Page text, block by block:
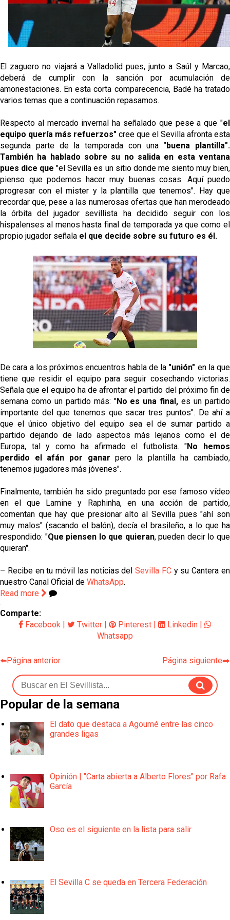
Djibril Sow pone rumbo a Italia para firmar su nuevo
Kochorashvili, seria opción para reforzar el centro
del campo sevillista
Sow muy cerca de cerrar su traspaso al Genoa
Oso es el siguiente en la lista para salir
Banquillos confirmados: así queda la cantera del
Sevilla Femenino para la 2026/27
El zaguero no viajará a Valladolid pues, junto a Saúl y Marcao,
deberá de cumplir con la sanción por acumulación de
amonestaciones. En esta corta comparecencia, Badé ha tratado
varios temas que a continuación repasamos.
Respecto al mercado invernal ha señalado que pese a que "el
equipo quería más refuerzos" cree que el Sevilla afronta esta
segunda parte de la temporada con una "buena plantilla".
También ha hablado sobre su no salida en esta ventana
pues dice que"el Sevilla es un sitio donde me siento muy bien,
pienso que podemos hacer muy buenas cosas. Aquí puedo
progresar con el mister y la plantilla que tenemos". Hay que
recordar que, pese a las numerosas ofertas que han merodeado
la órbita del jugador sevillista ha decidido seguir con los
hispalenses al menos hasta final de temporada ya que como el
propio jugador señala el que decide sobre su futuro es él.
De cara a los próximos encuentros habla de la "unión" en la que
tiene que residir el equipo para seguir cosechando victorias.
Señala que el equipo ha de afrontar el partido del próximo fin de
semana como un partido más: "No es una final, es un partido
importante del que tenemos que sacar tres puntos". De ahí a
que el único objetivo del equipo sea el de sumar partido a
partido dejando de lado aspectos más lejanos como el de
Europa, tal y como ha afirmado el futbolista. "No hemos
perdido el afán por ganar pero la plantilla ha cambiado,
tenemos jugadores más jóvenes".
Finalmente, también ha sido preguntado por ese famoso vídeo
en el que Lamine y Raphinha, en una acción de partido,
comentan que hay que presionar alto al Sevilla pues "ahí son
muy malos" (sacando el balón), decía el brasileño, a lo que ha
respondido: "Que piensen lo que quieran, pueden decir lo que
quieran".
– Recibe en tu móvil las noticias delSevilla FCy su Cantera en
nuestro Canal Oficial de WhatsApp.
Read more
Comparte:
Facebook
Twitter Pinterest Linkedin
Whatsapp
⬅️Página anterior Página siguiente➡️
Popular de la semana
El dato que destaca a Agoumé entre las cinco
grandes ligas
Opinión | "Carta abierta a Alberto Flores" por Rafa
García
Oso es el siguiente en la lista para salir
El Sevilla C se queda en Tercera Federación